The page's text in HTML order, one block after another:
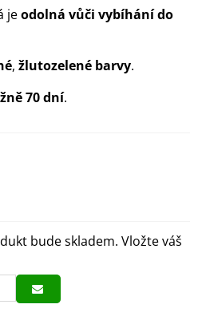
jeodolná vůči vybíhání do
, žlutozelené barvy.
70 dní.
bude skladem. Vložte váš